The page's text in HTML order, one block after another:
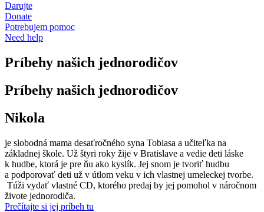
Darujte
Donate
Potrebujem pomoc
Need help
Príbehy našich jednorodičov
Príbehy našich jednorodičov
Nikola
je slobodná mama desaťročného syna Tobiasa a učiteľka na
základnej škole. Už štyri roky žije v Bratislave a vedie deti láske
k hudbe, ktorá je pre ňu ako kyslík. Jej snom je tvoriť hudbu
a podporovať deti už v útlom veku v ich vlastnej umeleckej tvorbe.
Túži vydať vlastné CD, ktorého predaj by jej pomohol v náročnom
živote jednorodiča.
Prečítajte si jej príbeh tu